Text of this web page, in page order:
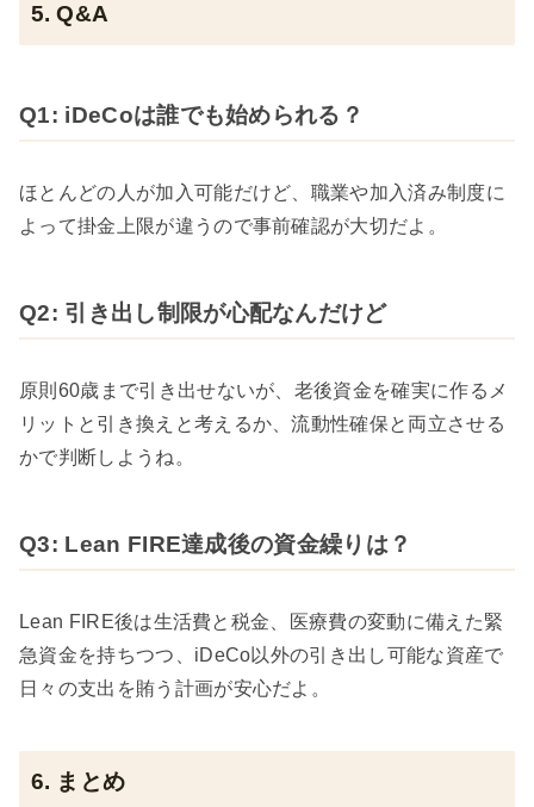
5. Q&A
Q1: iDeCoは誰でも始められる？
ほとんどの人が加入可能だけど、職業や加入済み制度に
よって掛金上限が違うので事前確認が大切だよ。
Q2: 引き出し制限が心配なんだけど
原則60歳まで引き出せないが、老後資金を確実に作るメ
リットと引き換えと考えるか、流動性確保と両立させる
かで判断しようね。
Q3: Lean FIRE達成後の資金繰りは？
Lean FIRE後は生活費と税金、医療費の変動に備えた緊
急資金を持ちつつ、iDeCo以外の引き出し可能な資産で
日々の支出を賄う計画が安心だよ。
6. まとめ